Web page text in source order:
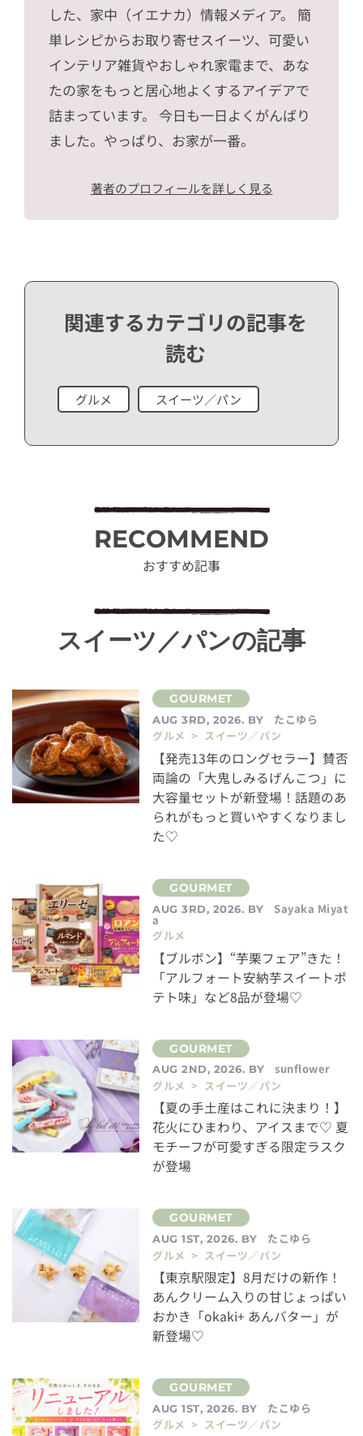
した、家中（イエナカ）情報メディア。 簡
単レシピからお取り寄せスイーツ、可愛い
インテリア雑貨やおしゃれ家電まで、あな
たの家をもっと居心地よくするアイデアで
詰まっています。 今日も一日よくがんばり
ました。やっぱり、お家が一番。
著者のプロフィールを詳しく見る
関連するカテゴリの記事を
読む
グルメ スイーツ／パン
RECOMMEND
おすすめ記事
スイーツ／パンの記事
AUG 3RD, 2026. BY
たこゆら
グルメ > スイーツ／パン
【発売13年のロングセラー】賛否
両論の「大鬼しみるげんこつ」に
大容量セットが新登場！話題のあ
られがもっと買いやすくなりまし
た♡
AUG 3RD, 2026. BY Sayaka Miyat
a
グルメ
【ブルボン】“芋栗フェア”きた！
「アルフォート安納芋スイートポ
テト味」など8品が登場♡
AUG 2ND, 2026. BY
sunflower
グルメ > スイーツ／パン
【夏の手土産はこれに決まり！】
花火にひまわり、アイスまで♡ 夏
モチーフが可愛すぎる限定ラスク
が登場
AUG 1ST, 2026. BY
たこゆら
グルメ > スイーツ／パン
【東京駅限定】8月だけの新作！
あんクリーム入りの甘じょっぱい
おかき「okaki+ あんバター」が
新登場♡
AUG 1ST, 2026. BY
たこゆら
グルメ > スイーツ／パン